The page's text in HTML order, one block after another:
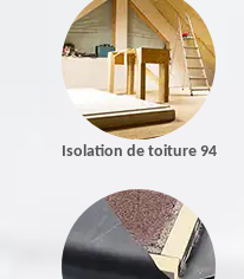
Isolation de toiture 94